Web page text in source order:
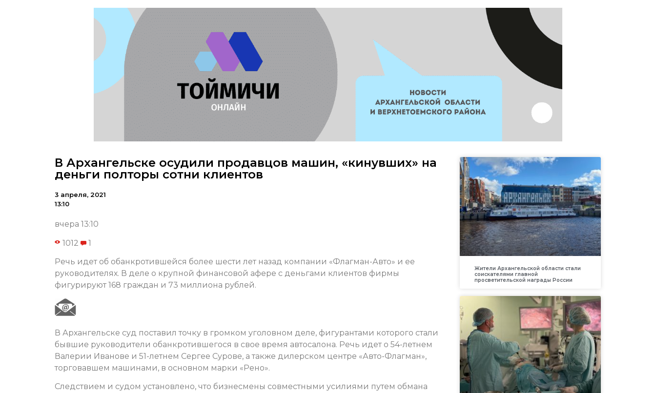
В Архангельске осудили продавцов машин, «кинувших» на
деньги полторы сотни клиентов
3 апреля, 2021
13:10
вчера 13:10
1012 1
Речь идет об обанкротившейся более шести лет назад компании «Флагман-Авто» и ее
руководителях. В деле о крупной финансовой афере с деньгами клиентов фирмы
фигурируют 168 граждан и 73 миллиона рублей.
В Архангельске суд поставил точку в громком уголовном деле, фигурантами которого стали
бывшие руководители обанкротившегося в свое время автосалона. Речь идет о 54-летнем
Валерии Иванове и 51-летнем Сергее Сурове, а также дилерском центре «Авто-Флагман»,
торговавшем машинами, в основном марки «Рено».
Следствием и судом установлено, что бизнесмены совместными усилиями путем обмана
Жители Архангельской области стали
соискателями главной
просветительской награды России